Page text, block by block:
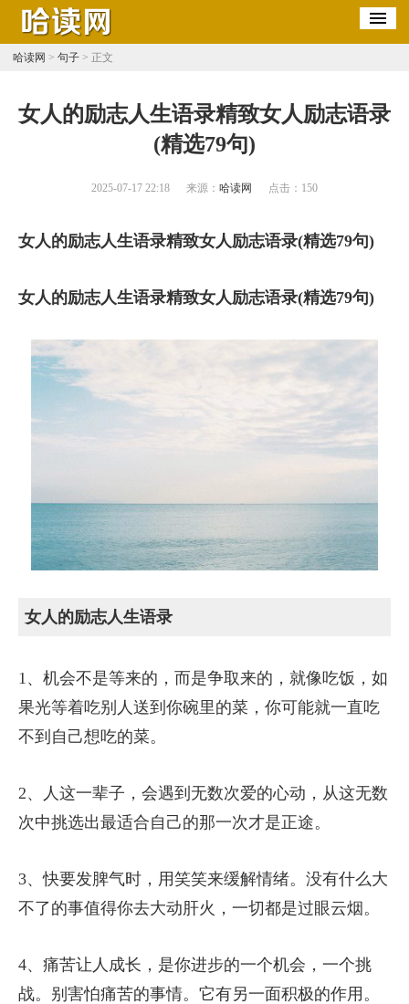
哈读网 > 句子> 正文
​女人的励志人生语录精致女人励志语录
(精选79句)
2025-07-17 22:18 来源： 哈读网 点击： 150
女人的励志人生语录精致女人励志语录(精选79句)
女人的励志人生语录精致女人励志语录(精选79句)
女人的励志人生语录
1、机会不是等来的，而是争取来的，就像吃饭，如
果光等着吃别人送到你碗里的菜，你可能就一直吃
不到自己想吃的菜。
2、人这一辈子，会遇到无数次爱的心动，从这无数
次中挑选出最适合自己的那一次才是正途。
3、快要发脾气时，用笑笑来缓解情绪。没有什么大
不了的事值得你去大动肝火，一切都是过眼云烟。
4、痛苦让人成长，是你进步的一个机会，一个挑
战。别害怕痛苦的事情。它有另一面积极的作用。